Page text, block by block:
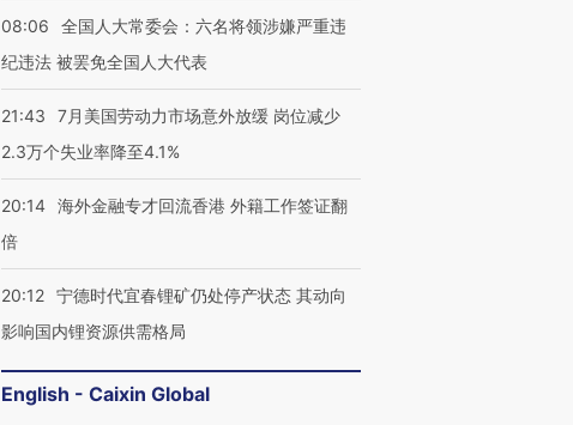
08:06
全国人大常委会：六名将领涉嫌严重违
纪违法 被罢免全国人大代表
21:43
7月美国劳动力市场意外放缓 岗位减少
2.3万个失业率降至4.1%
20:14 海外金融专才回流香港 外籍工作签证翻
倍
20:12 宁德时代宜春锂矿仍处停产状态 其动向
影响国内锂资源供需格局
English - Caixin Global